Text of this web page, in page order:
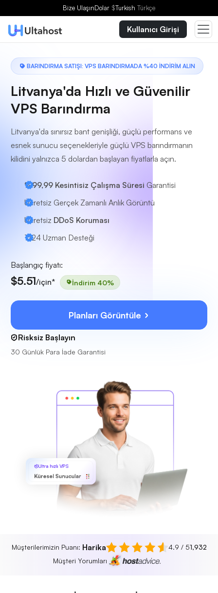
Bize UlaşınDolar $Turkish Türkçe
Kullanıcı Girişi
BARINDIRMA SATIŞI: VPS BARINDIRMADA %40 İNDİRİM ALIN
Litvanya'da Hızlı ve Güvenilir
VPS Barındırma
Litvanya'da sınırsız bant genişliği, güçlü performans ve
esnek sunucu seçenekleriyle güçlü VPS barındırmanın
kilidini yalnızca 5 dolardan başlayan fiyatlarla açın.
%99,99 Kesintisiz Çalışma Süresi Garantisi
Ücretsiz Gerçek Zamanlı Anlık Görüntü
Ücretsiz DDoS Koruması
7/24 Uzman Desteği
Başlangıç fiyatı:
$5.51/için* İndirim 40%
Planları Görüntüle
Risksiz Başlayın
30 Günlük Para İade Garantisi
Ultra hızlı VPS
Küresel Sunucular
Müşterilerimizin Puanı: Harika 4.9 / 51,932
Müşteri Yorumları